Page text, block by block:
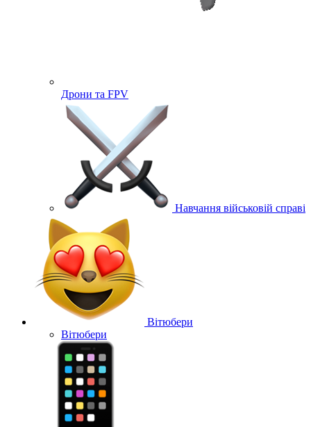
Дрони та FPV
Навчання військовій справі
Вітюбери
Вітюбери